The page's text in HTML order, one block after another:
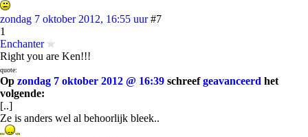
zondag 7 oktober 2012, 16:55 uur #7
1
Enchanter
Right you are Ken!!!
quote:
Op zondag 7 oktober 2012 @ 16:39 schreefgeavanceerd het
volgende:
[..]
Ze is anders wel al behoorlijk bleek..